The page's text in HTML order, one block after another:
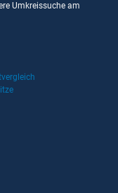
Umkreissuche am